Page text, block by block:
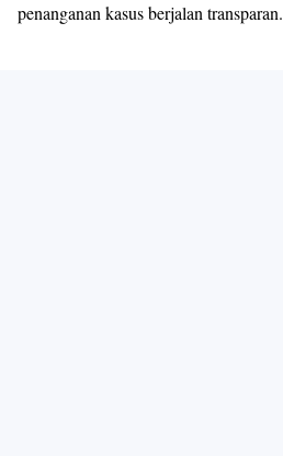
penanganan kasus berjalan transparan.